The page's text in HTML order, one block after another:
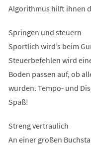
Algorithmus hilft ihnen
Springen und steuern
Sportlich wird’s beim
Steuerbefehlen wird
Boden passen auf, ob
wurden. Tempo- und
Spaß!
Streng vertraulich
An einer großen